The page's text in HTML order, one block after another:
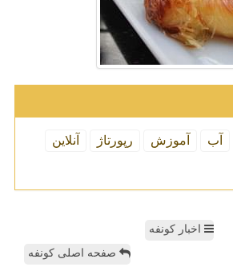
آب آموزش رپورتاژ
آنلاین
اخبار کونفه
صفحه اصلی کونفه